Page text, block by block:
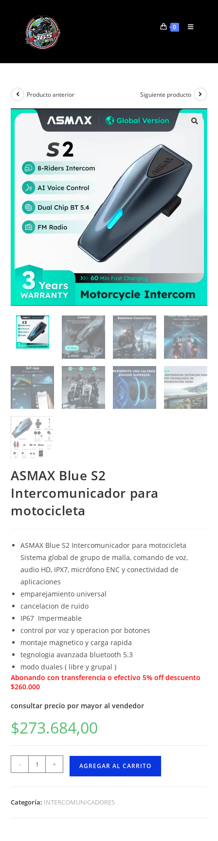
0
Producto anterior Siguiente producto
ASMAX Blue S2
Intercomunicador para
motocicleta
ASMAX Blue S2 Intercomunicador para motocicleta
Sistema global de grupo de malla, comando de voz,
audio HD, IPX7, micrófono ENC y conectividad de
aplicaciones
emparejamiento universal
cancelacion de ruido
IP67 Impermeable
control por voz y operacion por botones
montaje magnetico y carga rapida
tegnologia avanzada bluetooth 5.3
modo duales ( libre y grupal )
Abonando con transferencia o efectivo 5% off descuento
$260.000
consultar precio por mayor al vendedor
$273.684,00
- + AGREGAR AL CARRITO
Categoría: INTERCOMUNICADORES